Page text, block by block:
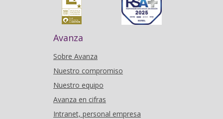
Avanza
Sobre Avanza
Nuestro compromiso
Nuestro equipo
Avanza en cifras
Intranet, personal empresa